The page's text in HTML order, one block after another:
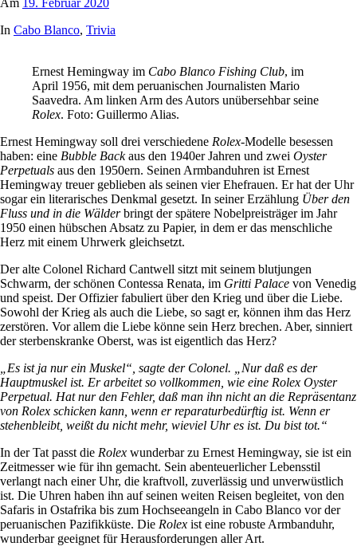
Am
19. Februar 2020
In Cabo Blanco, Trivia
Ernest Hemingway im Cabo Blanco Fishing Club, im
April 1956, mit dem peruanischen Journalisten Mario
Saavedra. Am linken Arm des Autors unübersehbar seine
Rolex. Foto: Guillermo Alias.
Ernest Hemingway soll drei verschiedene Rolex-Modelle besessen
haben: eine Bubble Backaus den 1940er Jahren und zwei Oyster
Perpetuals aus den 1950ern. Seinen Armbanduhren ist Ernest
Hemingway treuer geblieben als seinen vier Ehefrauen. Er hat der Uhr
sogar ein literarisches Denkmal gesetzt. In seiner Erzählung Über den
Fluss und in die Wälderbringt der spätere Nobelpreisträger im Jahr
1950 einen hübschen Absatz zu Papier, in dem er das menschliche
Herz mit einem Uhrwerk gleichsetzt.
Der alte Colonel Richard Cantwell sitzt mit seinem blutjungen
Schwarm, der schönen Contessa Renata, im Gritti Palace von Venedig
und speist. Der Offizier fabuliert über den Krieg und über die Liebe.
Sowohl der Krieg als auch die Liebe, so sagt er, können ihm das Herz
zerstören. Vor allem die Liebe könne sein Herz brechen. Aber, sinniert
der sterbenskranke Oberst, was ist eigentlich das Herz?
„Es ist ja nur ein Muskel“, sagte der Colonel. „Nur daß es der
Hauptmuskel ist. Er arbeitet so vollkommen, wie eine Rolex Oyster
Perpetual. Hat nur den Fehler, daß man ihn nicht an die Repräsentanz
von Rolex schicken kann, wenn er reparaturbedürftig ist. Wenn er
stehenbleibt, weißt du nicht mehr, wieviel Uhr es ist. Du bist tot.“
In der Tat passt die Rolex wunderbar zu Ernest Hemingway, sie ist ein
Zeitmesser wie für ihn gemacht. Sein abenteuerlicher Lebensstil
verlangt nach einer Uhr, die kraftvoll, zuverlässig und unverwüstlich
ist. Die Uhren haben ihn auf seinen weiten Reisen begleitet, von den
Safaris in Ostafrika bis zum Hochseeangeln in Cabo Blanco vor der
peruanischen Pazifikküste. Die Rolex ist eine robuste Armbanduhr,
wunderbar geeignet für Herausforderungen aller Art.